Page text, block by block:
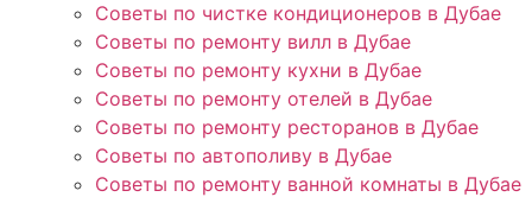
Советы по чистке кондиционеров в Дубае
Советы по ремонту вилл в Дубае
Советы по ремонту кухни в Дубае
Советы по ремонту отелей в Дубае
Советы по ремонту ресторанов в Дубае
Советы по автополиву в Дубае
Советы по ремонту ванной комнаты в Дубае